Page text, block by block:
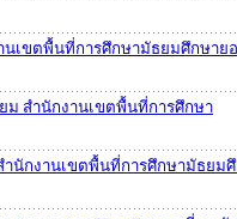
นเขตพื้นที่การศึกษามัธยมศึกษาย
ม สำนักงานเขตพื้นที่การศึกษา
ำนักงานเขตพื้นที่การศึกษามัธยม